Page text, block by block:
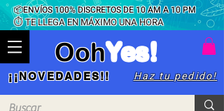
📦ENVÍOS 100% DISCRETOS DE 10 AM A 10 PM
⏱ TE LLEGA EN MÁXIMO UNA HORA
OohYes!
Haz tu pedido!
¡¡NOVEDADES!!